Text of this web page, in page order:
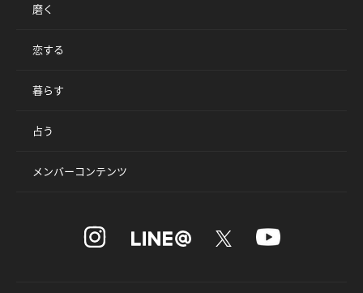
磨く
恋する
暮らす
占う
メンバーコンテンツ